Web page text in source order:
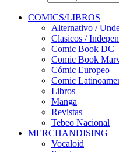
COMICS/LIBROS
Alternativo /
Clasicos /
Comic Book DC
Comic Book
Cómic Europeo
Comic
Libros
Manga
Revistas
Tebeo Nacional
MERCHANDISING
Vocaloid